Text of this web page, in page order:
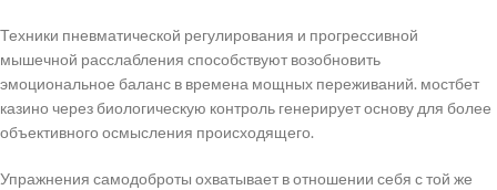
Техники пневматической регулирования и прогрессивной
мышечной расслабления способствуют возобновить
эмоциональное баланс в времена мощных переживаний. мостбет
казино через биологическую контроль генерирует основу для более
объективного осмысления происходящего.
Упражнения самодоброты охватывает в отношении себя с той же